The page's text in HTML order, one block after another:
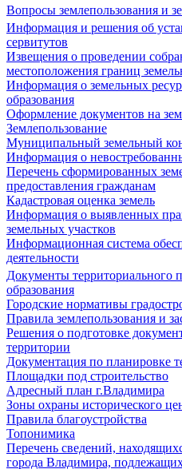
Вопросы землепользования и
Информация и решения об
сервитутов
Извещения о проведении
местоположения границ
Информация о земельных
образования
Оформление документов на
Землепользование
Муниципальный земельный
Информация о
Перечень сформированных
предоставления гражданам
Кадастровая оценка земель
Информация о выявленных
земельных участков
Информационная система
деятельности
Документы территориального
образования
Городские нормативы
Правила землепользования и
Решения о подготовке
территории
Документация по планировке
Площадки под строительство
Адресный план г.Владимира
Зоны охраны исторического
Правила благоустройства
Топонимика
Перечень сведений,
города Владимира,